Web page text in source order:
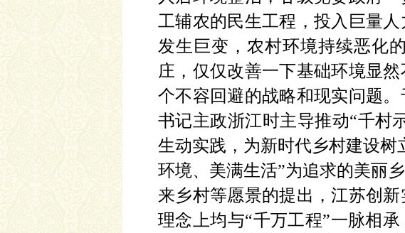
工辅农的民生工程，投入巨量
发生巨变，农村环境持续恶化
庄，仅仅改善一下基础环境显
个不容回避的战略和现实问题。
书记主政浙江时主导推动“千村
生动实践，为新时代乡村建设
环境、美满生活”为追求的美丽
来乡村等愿景的提出，江苏创
理念上均与“千万工程”一脉相